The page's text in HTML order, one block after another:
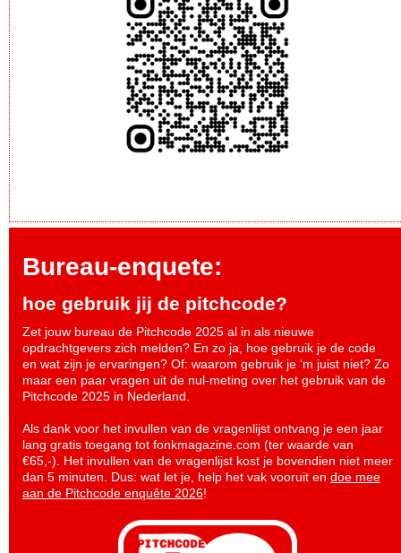
Bureau-enquete:
hoe gebruik jij de pitchcode?
Zet jouw bureau de Pitchcode 2025 al in als nieuwe
opdrachtgevers zich melden? En zo ja, hoe gebruik je de code
en wat zijn je ervaringen? Of: waarom gebruik je ‘m juist niet? Zo
maar een paar vragen uit de nul-meting over het gebruik van de
Pitchcode 2025 in Nederland.
Als dank voor het invullen van de vragenlijst ontvang je een jaar
lang gratis toegang tot fonkmagazine.com (ter waarde van
€65,-). Het invullen van de vragenlijst kost je bovendien niet meer
dan 5 minuten. Dus: wat let je, help het vak vooruit en doe mee
aan de Pitchcode enquête 2026!